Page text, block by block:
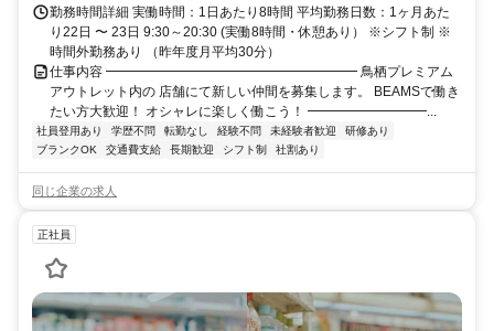
勤務時間詳細 実働時間：1日あたり8時間 平均勤務日数：1ヶ月あた
り22日 〜 23日 9:30～20:30 (実働8時間・休憩あり） ※シフト制 ※
時間外勤務あり （昨年度月平均30分）
仕事内容 ━━━━━━━━━━━━━━━━━━━ 鳥栖プレミアム
アウトレット内の 店舗にて新しい仲間を募集します。 BEAMSで働き
たい方大歓迎！ オシャレに楽しく働こう！ ━━━━━━━━━...
社員登用あり 学歴不問 転勤なし 経験不問 未経験者歓迎
研修あり
ブランクOK
交通費支給 長期歓迎 シフト制 社割あり
同じ企業の求人
正社員